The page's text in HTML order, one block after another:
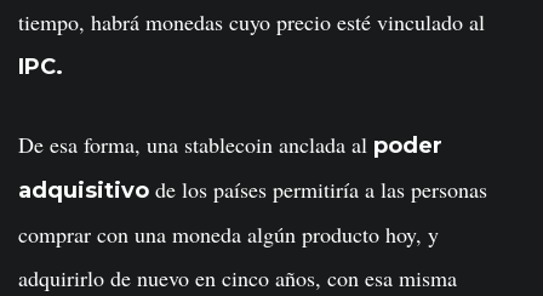
tiempo, habrá monedas cuyo precio esté vinculado al
IPC.
De esa forma, una stablecoin anclada al poder
adquisitivo de los países permitiría a las personas
comprar con una moneda algún producto hoy, y
adquirirlo de nuevo en cinco años, con esa misma